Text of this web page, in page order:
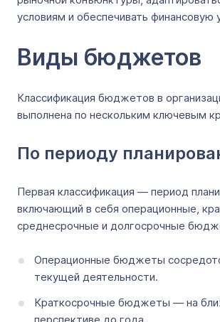
условиям и обеспечивать финансовую
Виды бюджетов
Классификация бюджетов в
выполнена по нескольким ключевым
По периоду
Первая классификация — период
включающий в себя операционные,
среднесрочные и долгосрочные
Операционные бюджеты
текущей деятельности.
Краткосрочные бюджеты — на